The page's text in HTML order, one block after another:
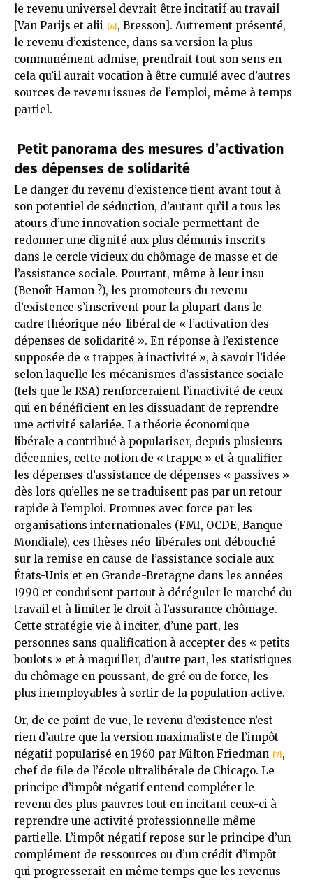
le revenu universel devrait être incitatif au travail
[Van Parijs et alii
[6], Bresson]. Autrement présenté,
le revenu d’existence, dans sa version la plus
communément admise, prendrait tout son sens en
cela qu’il aurait vocation à être cumulé avec d’autres
sources de revenu issues de l’emploi, même à temps
partiel.
Petit panorama des mesures d’activation
des dépenses de solidarité
Le danger du revenu d’existence tient avant tout à
son potentiel de séduction, d’autant qu’il a tous les
atours d’une innovation sociale permettant de
redonner une dignité aux plus démunis inscrits
dans le cercle vicieux du chômage de masse et de
l’assistance sociale. Pourtant, même à leur insu
(Benoît Hamon ?), les promoteurs du revenu
d’existence s’inscrivent pour la plupart dans le
cadre théorique néo-libéral de « l’activation des
dépenses de solidarité ». En réponse à l’existence
supposée de « trappes à inactivité », à savoir l’idée
selon laquelle les mécanismes d’assistance sociale
(tels que le RSA) renforceraient l’inactivité de ceux
qui en bénéficient en les dissuadant de reprendre
une activité salariée. La théorie économique
libérale a contribué à populariser, depuis plusieurs
décennies, cette notion de « trappe » et à qualifier
les dépenses d’assistance de dépenses « passives »
dès lors qu’elles ne se traduisent pas par un retour
rapide à l’emploi. Promues avec force par les
organisations internationales (FMI, OCDE, Banque
Mondiale), ces thèses néo-libérales ont débouché
sur la remise en cause de l’assistance sociale aux
États-Unis et en Grande-Bretagne dans les années
1990 et conduisent partout à déréguler le marché du
travail et à limiter le droit à l’assurance chômage.
Cette stratégie vie à inciter, d’une part, les
personnes sans qualification à accepter des « petits
boulots » et à maquiller, d’autre part, les statistiques
du chômage en poussant, de gré ou de force, les
plus inemployables à sortir de la population active.
Or, de ce point de vue, le revenu d’existence n’est
rien d’autre que la version maximaliste de l’impôt
négatif popularisé en 1960 par Milton Friedman [7],
chef de file de l’école ultralibérale de Chicago. Le
principe d’impôt négatif entend compléter le
revenu des plus pauvres tout en incitant ceux-ci à
reprendre une activité professionnelle même
partielle. L’impôt négatif repose sur le principe d’un
complément de ressources ou d’un crédit d’impôt
qui progresserait en même temps que les revenus